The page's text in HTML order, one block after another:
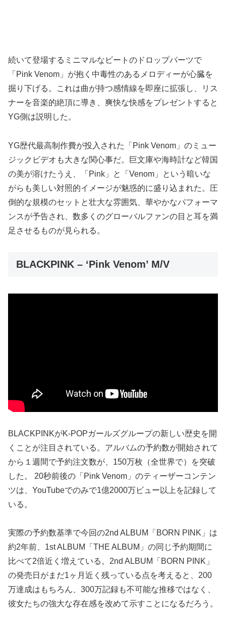
続いて登場するミニマルなビートのドロップパーツで
「Pink Venom」が抱く中毒性のあるメロディーが心臓を
掘り下げる。これは曲が持つ感情線を即座に拡張し、リス
ナーを音楽的絶頂に導き、爽快な快感をプレゼントすると
YG側は説明した。
YG歴代最高制作費が投入された「Pink Venom」のミュー
ジックビデオも大きな関心事だ。巨文庫や海時計など韓国
の美が溶けたうえ、「Pink」と「Venom」という暗いな
がらも美しい対照的イメージが魅惑的に盛り込まれた。圧
倒的な規模のセットと壮大な雰囲気、華やかなパフォーマ
ンスが予告され、数多くのグローバルファンの目と耳を満
足させるものが見られる。
BLACKPINK – ‘Pink Venom’ M/V
BLACKPINKがK-POPガールズグループの新しい歴史を開
くことが注目されている。アルバムの予約数が開始されて
から１週間で予約注文数が、150万枚（全世界で）を突破
した。 20秒前後の「Pink Venom」のティーザーコンテン
ツは、YouTubeでのみで1億2000万ビュー以上を記録して
いる。
実際の予約数基準で今回の2nd ALBUM「BORN PINK」は
約2年前、1st ALBUM「THE ALBUM」の同じ予約期間に
比べて2倍近く増えている。2nd ALBUM「BORN PINK」
の発売日がまだ1ヶ月近く残っている点を考えると、200
万達成はもちろん、300万記録も不可能な推移ではなく、
彼女たちの強大な存在感を改めて示すことになるだろう。